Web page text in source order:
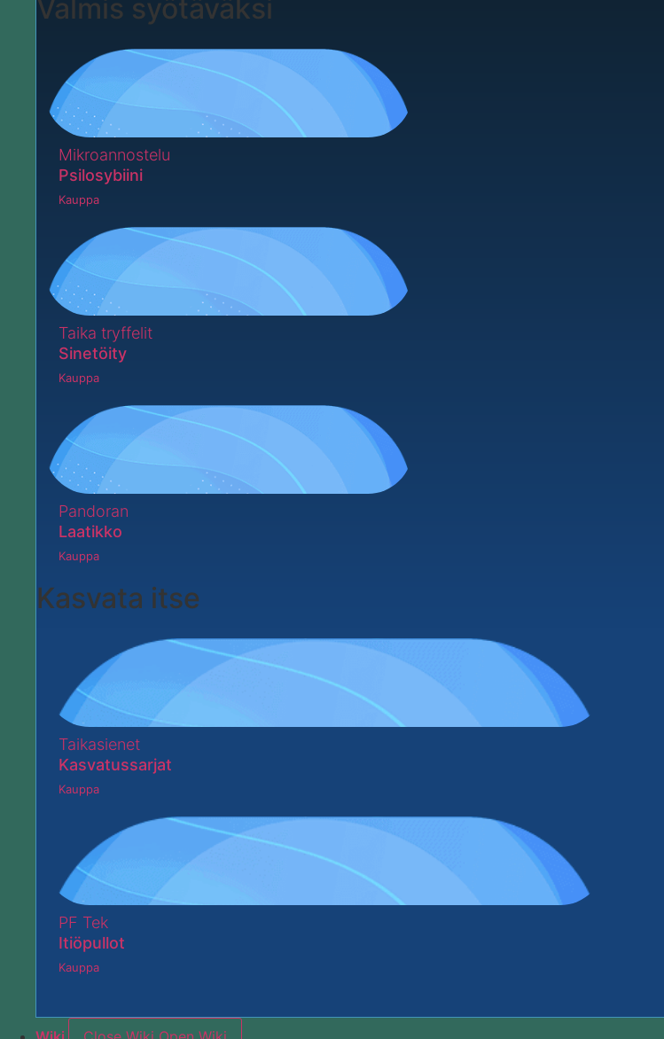
Valmis syötäväksi
Mikroannostelu
Psilosybiini
Kauppa
Taika tryffelit
Sinetöity
Kauppa
Pandoran
Laatikko
Kauppa
Kasvata itse
Taikasienet
Kasvatussarjat
Kauppa
PF Tek
Itiöpullot
Kauppa